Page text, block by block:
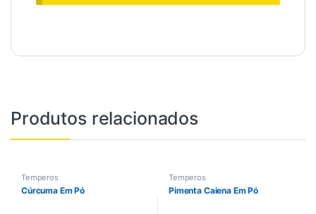
Produtos relacionados
Temperos
Cúrcuma Em Pó
Temperos
Pimenta Caiena Em Pó